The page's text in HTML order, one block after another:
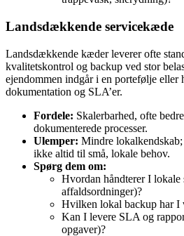
Landsdækkende servicekæde
Landsdækkende kæder leverer ofte
kvalitetskontrol og backup ved stor
ejendommen indgår i en portefølje eller
dokumentation og SLA’er.
Fordele: Skalerbarhed, ofte
dokumenterede processer.
Ulemper: Mindre lokalkendskab;
ikke altid til små, lokale behov.
Spørg dem om:
Hvordan håndterer I
affaldsordninger)?
Hvilken lokal backup har I
Kan I levere SLA og
opgaver)?